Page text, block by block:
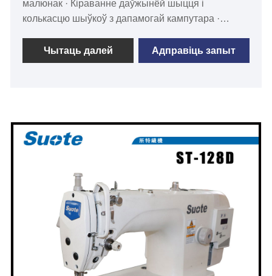
малюнак · Кіраванне даўжынёй шыцця і
колькасцю шыўкоў з дапамогай кампутара ·
кіруюцца кампутарам · Пачатак замацавання
назад, заканчванне замацавання каленнай
Ручная або аўтаматычная ніткаабрэзка · Іголка з
кручкам (не трэба запраўляць нітку) · Прымаюцца
розныя нумарацыі швейных нітак. · Нацяжэнне
прыладу · Вышыванне следу ніткі можа быць
перавернутым
Чытаць далей Адправіць запыт